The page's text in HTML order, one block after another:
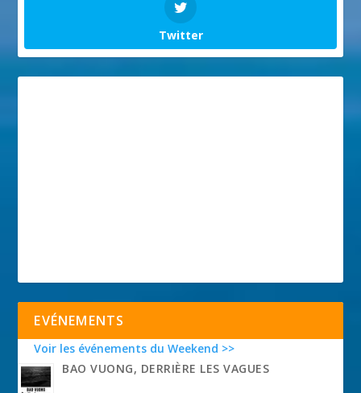
Twitter
EVÉNEMENTS
Voir les événements du Weekend >>
BAO VUONG, DERRIÈRE LES VAGUES